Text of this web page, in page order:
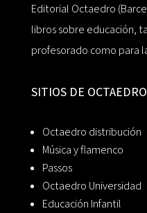
Editorial Octaedro
libros sobre educación,
profesorado como para
SITIOS DE OCTAEDRO
Octaedro distribución
Música y flamenco
Passos
Octaedro Universidad
Educación Infantil